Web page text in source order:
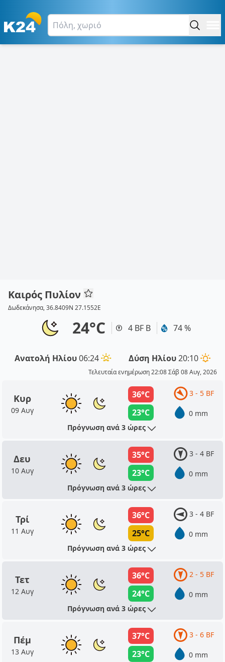
Καιρός Πυλίον
Δωδεκάνησα, 36.8409N 27.1552E
24°C 4 BF Β 74 %
Ανατολή Ηλίου06:24 Δύση Ηλίου20:10
Τελευταία ενημέρωση 22:08 Σάβ 08 Αυγ, 2026
Κυρ
09 Αυγ
36°C
23°C
3 - 5 BF
0 mm
Πρόγνωση ανά 3 ώρες
Δευ
10 Αυγ
35°C
23°C
3 - 4 BF
0 mm
Πρόγνωση ανά 3 ώρες
Τρί
11 Αυγ
36°C
25°C
3 - 4 BF
0 mm
Πρόγνωση ανά 3 ώρες
Τετ
12 Αυγ
36°C
24°C
2 - 5 BF
0 mm
Πρόγνωση ανά 3 ώρες
Πέμ
13 Αυγ
37°C
23°C
3 - 6 BF
0 mm